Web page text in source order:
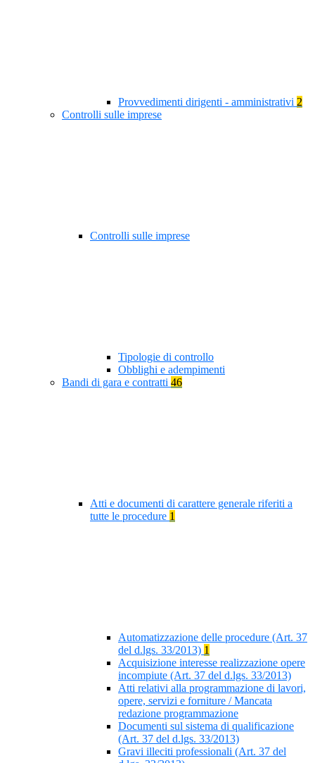
Provvedimenti dirigenti - amministrativi 2
Controlli sulle imprese
Controlli sulle imprese
Tipologie di controllo
Obblighi e adempimenti
Bandi di gara e contratti 46
Atti e documenti di carattere generale riferiti a
tutte le procedure 1
Automatizzazione delle procedure (Art. 37
del d.lgs. 33/2013) 1
Acquisizione interesse realizzazione opere
incompiute (Art. 37 del d.lgs. 33/2013)
Atti relativi alla programmazione di lavori,
opere, servizi e forniture / Mancata
redazione programmazione
Documenti sul sistema di qualificazione
(Art. 37 del d.lgs. 33/2013)
Gravi illeciti professionali (Art. 37 del